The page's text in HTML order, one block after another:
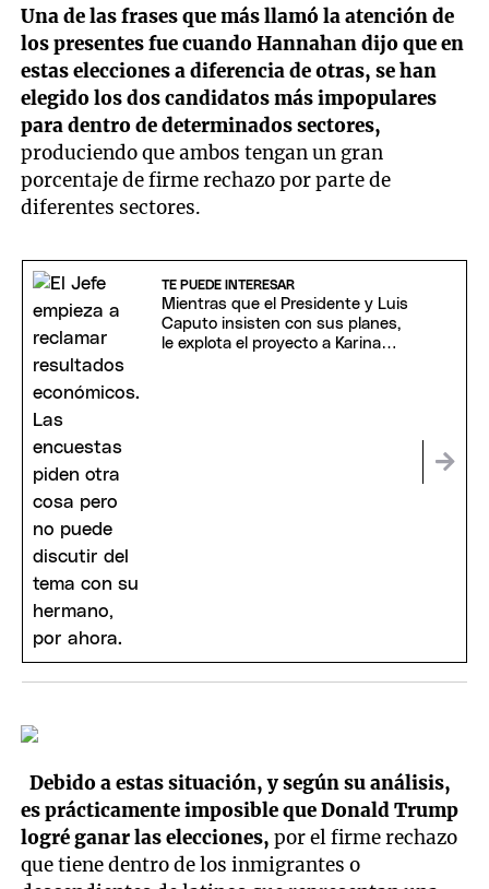
Una de las frases que más llamó la atención de
los presentes fue cuando Hannahan dijo que en
estas elecciones a diferencia de otras, se han
elegido los dos candidatos más impopulares
para dentro de determinados sectores,
produciendo que ambos tengan un gran
porcentaje de firme rechazo por parte de
diferentes sectores.
TE PUEDE INTERESAR
Mientras que el Presidente y Luis
Caputo insisten con sus planes,
le explota el proyecto a Karina
Debido a estas situación, y según su análisis,
es prácticamente imposible que Donald Trump
logré ganar las elecciones, por el firme rechazo
que tiene dentro de los inmigrantes o